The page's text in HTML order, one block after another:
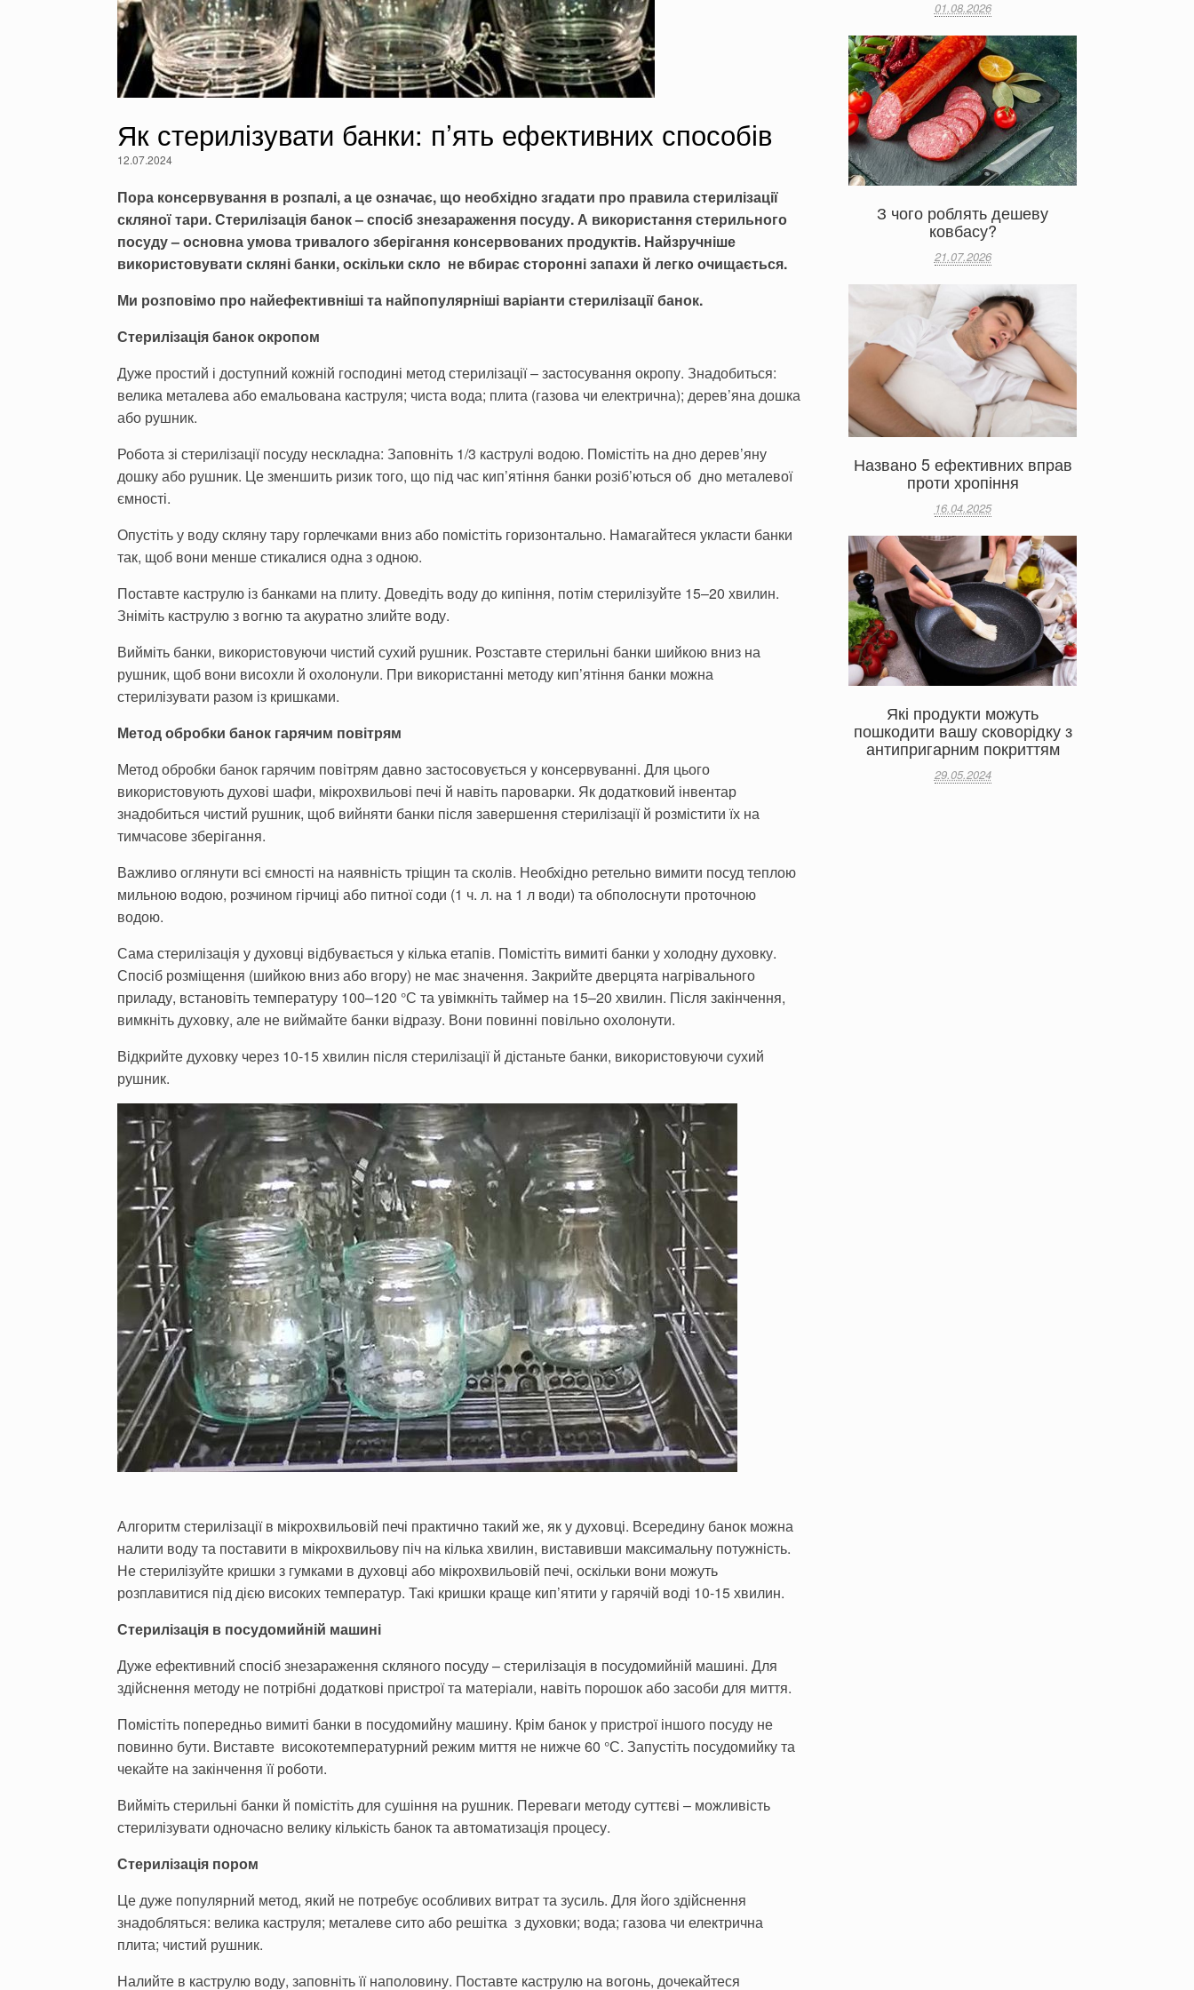
Як стерилізувати банки: п’ять ефективних способів
12.07.2024
Пора консервування в розпалі, а це означає, що необхідно згадати про правила стерилізації
скляної тари.Стерилізація банок – спосіб знезараження посуду. А використання стерильного
посуду – основна умова тривалого зберігання консервованих продуктів. Найзручніше
використовувати скляні банки, оскільки скло не вбирає сторонні запахи й легко очищається.
Ми розповімо про найефективніші та найпопулярніші варіанти стерилізації банок.
Стерилізація банок окропом
Дуже простий і доступний кожній господині метод стерилізації – застосування окропу. Знадобиться:
велика металева або емальована каструля; чиста вода; плита (газова чи електрична); дерев’яна дошка
або рушник.
Робота зі стерилізації посуду нескладна: Заповніть 1/3 каструлі водою. Помістіть на дно дерев’яну
дошку або рушник. Це зменшить ризик того, що під час кип’ятіння банки розіб’ються об дно металевої
ємності.
Опустіть у воду скляну тару горлечками вниз або помістіть горизонтально. Намагайтеся укласти банки
так, щоб вони менше стикалися одна з одною.
Поставте каструлю із банками на плиту. Доведіть воду до кипіння, потім стерилізуйте 15–20 хвилин.
Зніміть каструлю з вогню та акуратно злийте воду.
Вийміть банки, використовуючи чистий сухий рушник. Розставте стерильні банки шийкою вниз на
рушник, щоб вони висохли й охолонули. При використанні методу кип’ятіння банки можна
стерилізувати разом із кришками.
Метод обробки банок гарячим повітрям
Метод обробки банок гарячим повітрям давно застосовується у консервуванні. Для цього
використовують духові шафи, мікрохвильові печі й навіть пароварки. Як додатковий інвентар
знадобиться чистий рушник, щоб вийняти банки після завершення стерилізації й розмістити їх на
тимчасове зберігання.
Важливо оглянути всі ємності на наявність тріщин та сколів. Необхідно ретельно вимити посуд теплою
мильною водою, розчином гірчиці або питної соди (1 ч. л. на 1 л води) та обполоснути проточною
водою.
Сама стерилізація у духовці відбувається у кілька етапів. Помістіть вимиті банки у холодну духовку.
Спосіб розміщення (шийкою вниз або вгору) не має значення. Закрийте дверцята нагрівального
приладу, встановіть температуру 100–120 °С та увімкніть таймер на 15–20 хвилин. Після закінчення,
вимкніть духовку, але не виймайте банки відразу. Вони повинні повільно охолонути.
Відкрийте духовку через 10-15 хвилин після стерилізації й дістаньте банки, використовуючи сухий
рушник.
Алгоритм стерилізації в мікрохвильовій печі практично такий же, як у духовці. Всередину банок можна
налити воду та поставити в мікрохвильову піч на кілька хвилин, виставивши максимальну потужність.
Не стерилізуйте кришки з гумками в духовці або мікрохвильовій печі, оскільки вони можуть
розплавитися під дією високих температур. Такі кришки краще кип’ятити у гарячій воді 10-15 хвилин.
Стерилізація в посудомийній машині
Дуже ефективний спосіб знезараження скляного посуду – стерилізація в посудомийній машині. Для
здійснення методу не потрібні додаткові пристрої та матеріали, навіть порошок або засоби для миття.
Помістіть попередньо вимиті банки в посудомийну машину. Крім банок у пристрої іншого посуду не
повинно бути. Виставте високотемпературний режим миття не нижче 60 °С. Запустіть посудомийку та
чекайте на закінчення її роботи.
Вийміть стерильні банки й помістіть для сушіння на рушник. Переваги методу суттєві – можливість
стерилізувати одночасно велику кількість банок та автоматизація процесу.
Стерилізація пором
Це дуже популярний метод, який не потребує особливих витрат та зусиль. Для його здійснення
знадобляться: велика каструля; металеве сито або решітка з духовки; вода; газова чи електрична
плита; чистий рушник.
Налийте в каструлю воду, заповніть її наполовину. Поставте каструлю на вогонь, дочекайтеся
01.08.2026
З чого роблять дешеву
ковбасу?
21.07.2026
Названо 5 ефективних вправ
проти хропіння
16.04.2025
Які продукти можуть
пошкодити вашу сковорідку з
антипригарним покриттям
29.05.2024